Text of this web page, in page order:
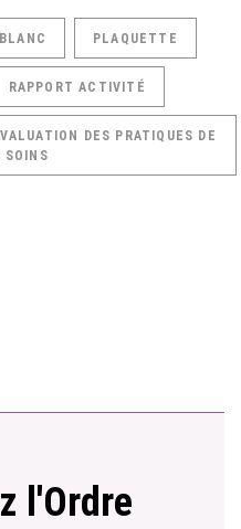
PLAQUETTE
RAPPORT ACTIVITÉ
DES PRATIQUES DE
SOINS
l'Ordre